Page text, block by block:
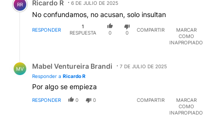
RR Ricardo R 6 DE JULIO DE 2025
No confundamos, no acusan, solo insultan
RESPONDER
1
RESPUESTA
0 0
COMPARTIR
MARCAR
COMO
INAPROPIADO
MV Mabel Ventureira Brandi
7 DE JULIO DE 2025
Responder a Ricardo R
Por algo se empieza
RESPONDER 0 0 COMPARTIR
MARCAR
COMO
INAPROPIADO